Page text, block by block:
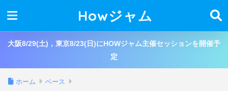
Howジャム
大阪8/29(土)，東京8/23(日)にHOWジャム主催セッションを開催予
定
ホーム ベース